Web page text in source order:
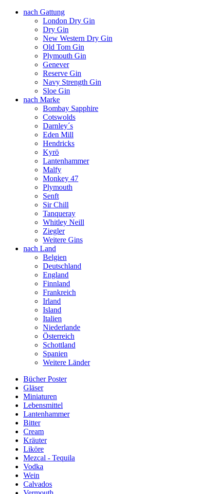
nach Gattung
London Dry Gin
Dry Gin
New Western Dry Gin
Old Tom Gin
Plymouth Gin
Genever
Reserve Gin
Navy Strength Gin
Sloe Gin
nach Marke
Bombay Sapphire
Cotswolds
Darnley´s
Eden Mill
Hendricks
Kyrö
Lantenhammer
Malfy
Monkey 47
Plymouth
Senft
Sir Chill
Tanqueray
Whitley Neill
Ziegler
Weitere Gins
nach Land
Belgien
Deutschland
England
Finnland
Frankreich
Irland
Island
Italien
Niederlande
Österreich
Schottland
Spanien
Weitere Länder
Bücher Poster
Gläser
Miniaturen
Lebensmittel
Lantenhammer
Bitter
Cream
Kräuter
Liköre
Mezcal - Tequila
Vodka
Wein
Calvados